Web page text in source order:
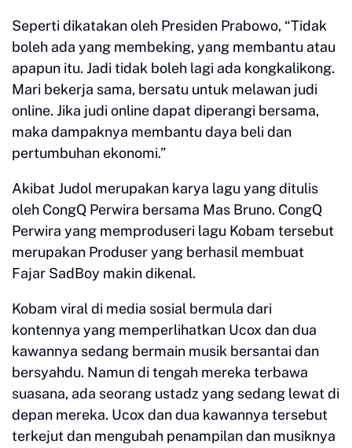
Seperti dikatakan oleh Presiden Prabowo, “Tidak
boleh ada yang membeking, yang membantu atau
apapun itu. Jadi tidak boleh lagi ada kongkalikong.
Mari bekerja sama, bersatu untuk melawan judi
online. Jika judi online dapat diperangi bersama,
maka dampaknya membantu daya beli dan
pertumbuhan ekonomi.”
Akibat Judol merupakan karya lagu yang ditulis
oleh CongQ Perwira bersama Mas Bruno. CongQ
Perwira yang memproduseri lagu Kobam tersebut
merupakan Produser yang berhasil membuat
Fajar SadBoy makin dikenal.
Kobam viral di media sosial bermula dari
kontennya yang memperlihatkan Ucox dan dua
kawannya sedang bermain musik bersantai dan
bersyahdu. Namun di tengah mereka terbawa
suasana, ada seorang ustadz yang sedang lewat di
depan mereka. Ucox dan dua kawannya tersebut
terkejut dan mengubah penampilan dan musiknya